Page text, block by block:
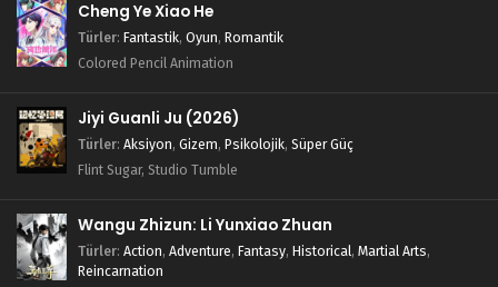
Cheng Ye Xiao He
Türler: Fantastik, Oyun, Romantik
Colored Pencil Animation
Jiyi Guanli Ju (2026)
Türler: Aksiyon, Gizem, Psikolojik, Süper Güç
Flint Sugar, Studio Tumble
Wangu Zhizun: Li Yunxiao Zhuan
Türler: Action, Adventure, Fantasy, Historical, Martial Arts,
Reincarnation